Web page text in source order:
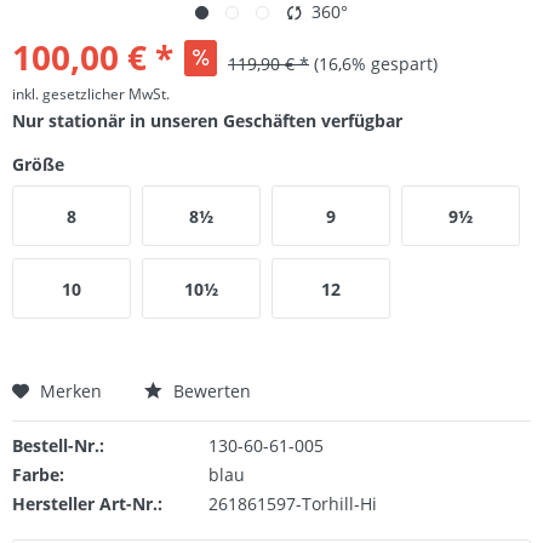
360°
100,00 € * 119,90 € * (16,6% gespart)
inkl. gesetzlicher MwSt.
Nur stationär in unseren Geschäften verfügbar
Größe
8 8½ 9 9½
10 10½ 12
Merken Bewerten
Bestell-Nr.:
130-60-61-005
Farbe:
blau
Hersteller Art-Nr.:
261861597-Torhill-Hi